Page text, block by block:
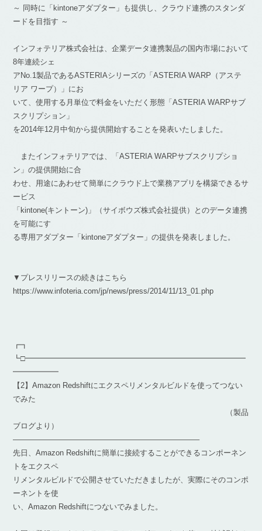
～ 同時に「kintoneアダプター」も提供し、クラウド連携のスタンダ
ードを目指す ～
インフォテリア株式会社は、企業データ連携製品の国内市場において
8年連続シェ
アNo.1製品であるASTERIAシリーズの「ASTERIA WARP（アステ
リア ワープ）」にお
いて、使用する月単位で料金をいただく形態「ASTERIA WARPサブ
スクリプション」
を2014年12月中旬から提供開始することを発表いたしました。
またインフォテリアでは、「ASTERIA WARPサブスクリプショ
ン」の提供開始に合
わせ、用途にあわせて簡単にクラウド上で業務アプリを構築できるサ
ービス
「kintone(キントーン)」（サイボウズ株式会社提供）とのデータ連携
を可能にす
る専用アダプター「kintoneアダプター」の提供を発表しました。
▼プレスリリースの続きはこちら
https://www.infoteria.com/jp/news/press/2014/11/13_01.php
┏┓
┗□━━━━━━━━━━━━━━━━━━━━━━━━━━━━━
━━━━━━
【2】Amazon Redshiftにエクスペリメンタルビルドを使ってつない
でみた
（製品
ブログより）
————————————————————————–
先日、Amazon Redshiftに簡単に接続することができるコンポーネン
トをエクスペ
リメンタルビルドで公開させていただきましたが、実際にそのコンポ
ーネントを使
い、Amazon Redshiftにつないでみました。